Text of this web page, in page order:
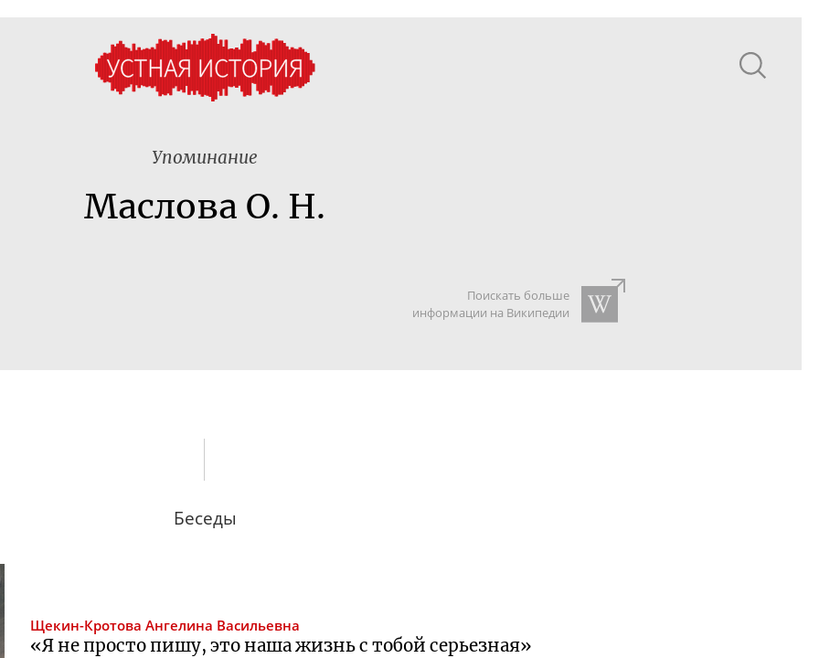
Упоминание
Маслова О. Н.
Поискать больше
информации на Википедии
Беседы
Щекин-Кротова Ангелина Васильевна
«Я не просто пишу, это наша жизнь с тобой серьезная»